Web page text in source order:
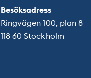
Besöksadress
Ringvägen 100, plan 8
118 60 Stockholm